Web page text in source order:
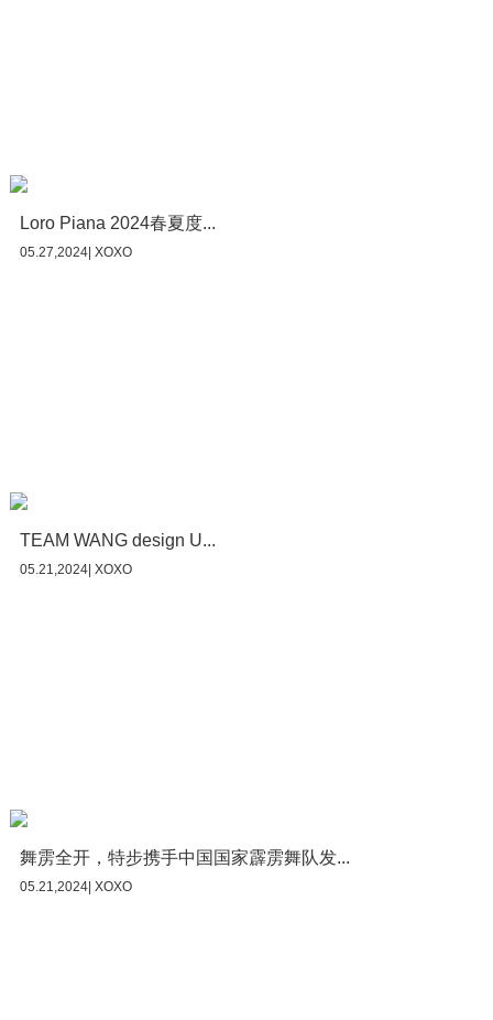
Loro Piana 2024春夏度...
05.27,2024| XOXO
TEAM WANG design U...
05.21,2024| XOXO
舞雳全开，特步携手中国国家霹雳舞队发...
05.21,2024| XOXO